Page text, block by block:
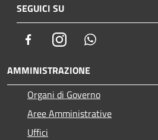
SEGUICI SU
FacebookInstagram
AMMINISTRAZIONE
Organi di Governo
Aree Amministrative
Uffici